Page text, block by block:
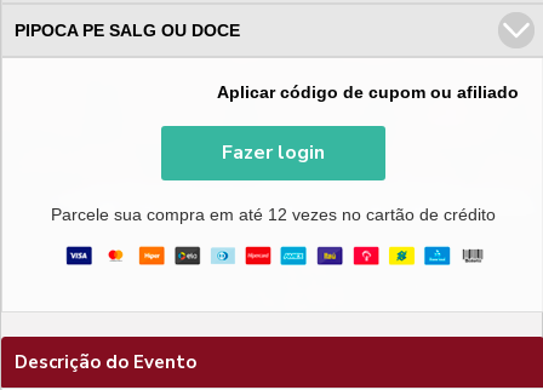
PIPOCA PE SALG OU DOCE
Aplicar código de cupom ou afiliado
Fazer login
Parcele sua compra em até 12 vezes no cartão de crédito
Descrição do Evento